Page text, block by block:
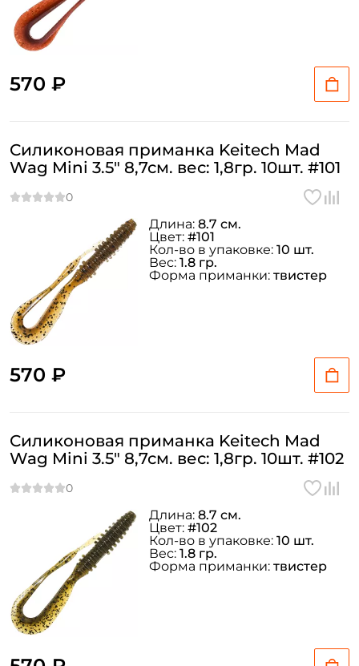
570 ₽
Силиконовая приманка Keitech Mad
Wag Mini 3.5" 8,7см. вес: 1,8гр. 10шт. #101
570 ₽
Длина: 8.7 см.
Цвет: #101
Кол-во в упаковке: 10 шт.
Вес: 1.8 гр.
Форма приманки: твистер
Силиконовая приманка Keitech Mad
Wag Mini 3.5" 8,7см. вес: 1,8гр. 10шт. #102
Длина: 8.7 см.
Цвет: #102
Кол-во в упаковке: 10 шт.
Вес: 1.8 гр.
Форма приманки: твистер